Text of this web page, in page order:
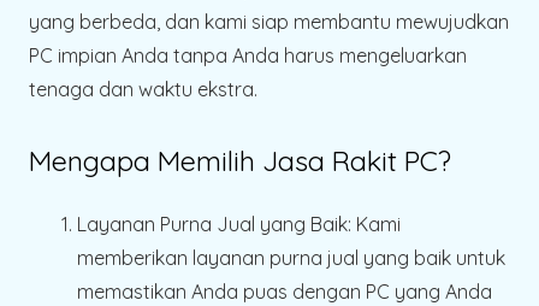
yang berbeda, dan kami siap membantu mewujudkan
PC impian Anda tanpa Anda harus mengeluarkan
tenaga dan waktu ekstra.
Mengapa Memilih Jasa Rakit PC?
Layanan Purna Jual yang Baik: Kami
memberikan layanan purna jual yang baik untuk
memastikan Anda puas dengan PC yang Anda